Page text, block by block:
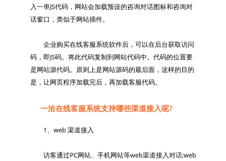
入一串JS代码，网站会加载预设的咨询对话图标和咨询对
话窗口，类似于网站插件。
企业购买在线客服系统软件后，可以在后台获取访问
码，即JS码。将此代码复制到网站代码中。代码的位置要
是网站源代码。原则上是网站源码的最后面，这样的目的
一洽在线客服系统支持哪些渠道接入呢?
1、web 渠道接入
访客通过PC网站、手机网站等web渠道接入对话;web